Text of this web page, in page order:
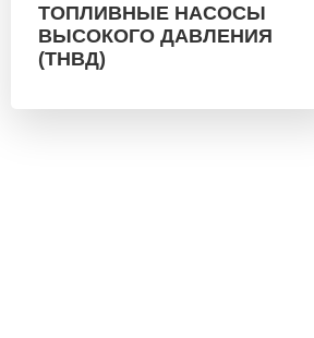
ТОПЛИВНЫЕ НАСОСЫ
ВЫСОКОГО ДАВЛЕНИЯ
(ТНВД)